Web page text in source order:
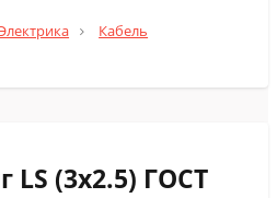
Кабель
LS (3х2.5) ГОСТ